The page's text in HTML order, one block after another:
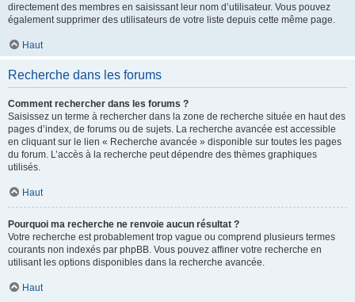
directement des membres en saisissant leur nom d’utilisateur. Vous pouvez
également supprimer des utilisateurs de votre liste depuis cette même page.
Haut
Recherche dans les forums
Comment rechercher dans les forums ?
Saisissez un terme à rechercher dans la zone de recherche située en haut des
pages d’index, de forums ou de sujets. La recherche avancée est accessible
en cliquant sur le lien « Recherche avancée » disponible sur toutes les pages
du forum. L’accès à la recherche peut dépendre des thèmes graphiques
utilisés.
Haut
Pourquoi ma recherche ne renvoie aucun résultat ?
Votre recherche est probablement trop vague ou comprend plusieurs termes
courants non indexés par phpBB. Vous pouvez affiner votre recherche en
utilisant les options disponibles dans la recherche avancée.
Haut